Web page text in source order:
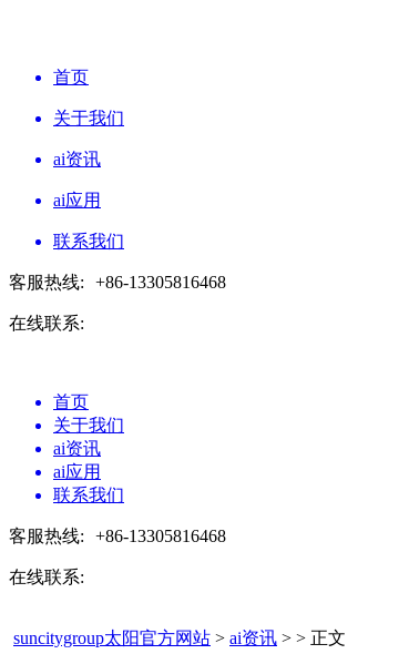
首页
关于我们
ai资讯
ai应用
联系我们
客服热线: +86-13305816468
在线联系:
首页
关于我们
ai资讯
ai应用
联系我们
客服热线: +86-13305816468
在线联系:
suncitygroup太阳官方网站 > ai资讯 > > 正文